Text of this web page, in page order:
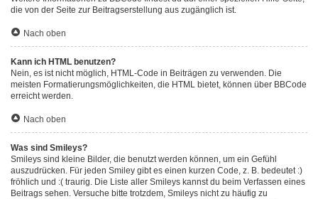
die von der Seite zur Beitragserstellung aus zugänglich ist.
Nach oben
Kann ich HTML benutzen?
Nein, es ist nicht möglich, HTML-Code in Beiträgen zu verwenden. Die
meisten Formatierungsmöglichkeiten, die HTML bietet, können über BBCode
erreicht werden.
Nach oben
Was sind Smileys?
Smileys sind kleine Bilder, die benutzt werden können, um ein Gefühl
auszudrücken. Für jeden Smiley gibt es einen kurzen Code, z. B. bedeutet :)
fröhlich und :( traurig. Die Liste aller Smileys kannst du beim Verfassen eines
Beitrags sehen. Versuche bitte trotzdem, Smileys nicht zu häufig zu